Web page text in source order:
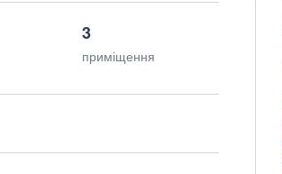
3
приміщення